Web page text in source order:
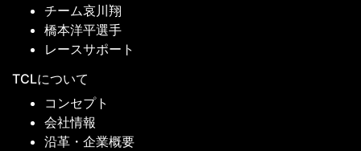
チーム哀川翔
橋本洋平選手
レースサポート
TCLについて
コンセプト
会社情報
沿革・企業概要